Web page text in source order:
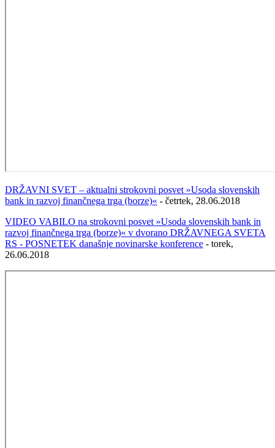
DRŽAVNI SVET – aktualni strokovni posvet »Usoda slovenskih
bank in razvoj finančnega trga (borze)« - četrtek, 28.06.2018
VIDEO VABILO na strokovni posvet »Usoda slovenskih bank in
razvoj finančnega trga (borze)« v dvorano DRŽAVNEGA SVETA
RS - POSNETEK današnje novinarske konference - torek,
26.06.2018